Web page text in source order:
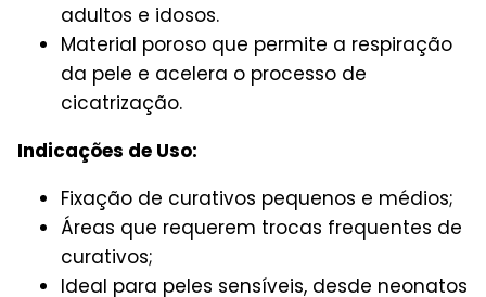
adultos e idosos.
Material poroso que permite a respiração
da pele e acelera o processo de
cicatrização.
Indicações de Uso:
Fixação de curativos pequenos e médios;
Áreas que requerem trocas frequentes de
curativos;
Ideal para peles sensíveis, desde neonatos